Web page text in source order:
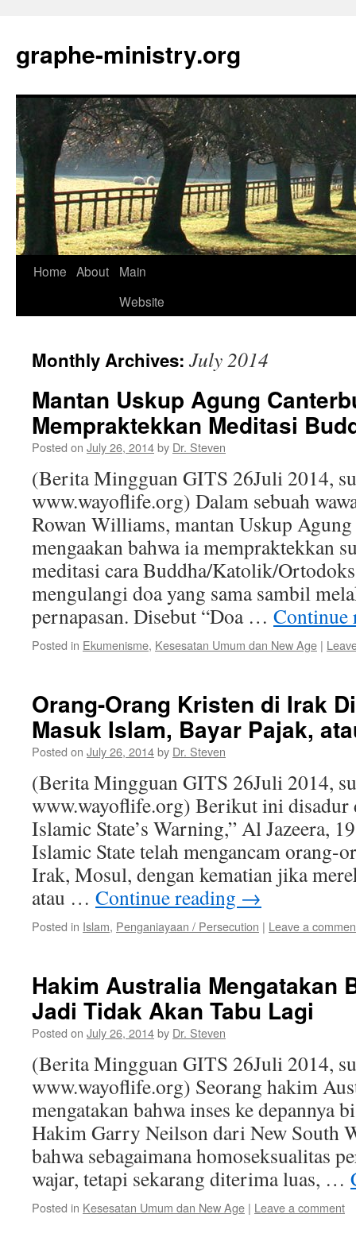
content
graphe-ministry.org
Home About
Main
Website
Monthly Archives: July 2014
Mantan Uskup Agung
Mempraktekkan Meditasi
Posted on July 26, 2014by Dr. Steven
(Berita Mingguan GITS 26Juli 2014,
www.wayoflife.org) Dalam sebuah
Rowan Williams, mantan Uskup
mengaakan bahwa ia mempraktekkan
meditasi cara Buddha/Katolik/
mengulangi doa yang sama sambil
pernapasan. Disebut “Doa …
Posted in Ekumenisme, Kesesatan Umum dan New Age |
Orang-Orang Kristen di Irak
Masuk Islam, Bayar Pajak,
Posted on July 26, 2014by Dr. Steven
(Berita Mingguan GITS 26Juli 2014,
www.wayoflife.org) Berikut ini disadur
Islamic State’s Warning,” Al Jazeera,
Islamic State telah mengancam orang-
Irak, Mosul, dengan kematian jika
atau … Continue reading →
Posted in Islam, Penganiayaan / Persecution | Leave a
Hakim Australia Mengatakan
Jadi Tidak Akan Tabu Lagi
Posted on July 26, 2014by Dr. Steven
(Berita Mingguan GITS 26Juli 2014,
www.wayoflife.org) Seorang hakim
mengatakan bahwa inses ke depannya
Hakim Garry Neilson dari New South
bahwa sebagaimana homoseksualitas
wajar, tetapi sekarang diterima luas, …
Posted in Kesesatan Umum dan New Age | Leave a comment